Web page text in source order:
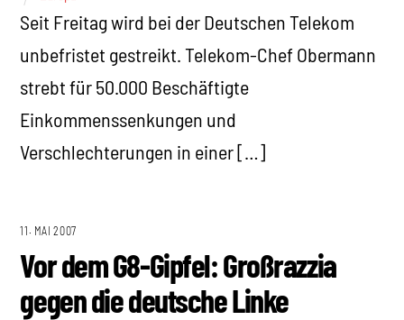
Seit Freitag wird bei der Deutschen Telekom
unbefristet gestreikt. Telekom-Chef Obermann
strebt für 50.000 Beschäftigte
Einkommenssenkungen und
Verschlechterungen in einer […]
11. MAI 2007
Vor dem G8-Gipfel: Großrazzia
gegen die deutsche Linke